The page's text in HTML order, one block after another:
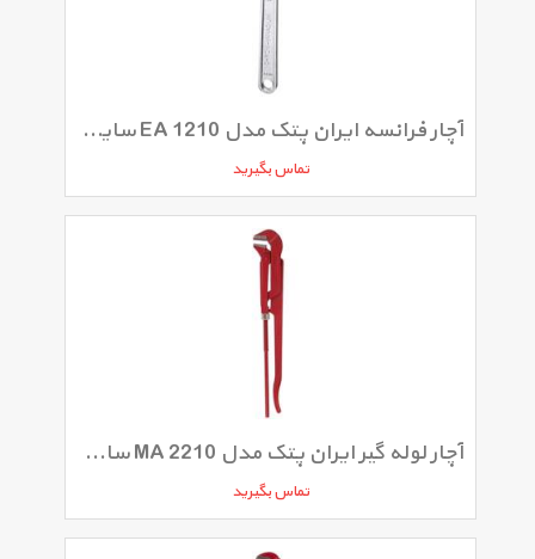
آچار فرانسه ایران پتک مدل EA 1210 سایز 12 اینچ
تماس بگیرید
آچار لوله گیر ایران پتک مدل MA 2210 سایز 3 اینچ
تماس بگیرید